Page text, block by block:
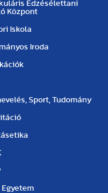
Edzésélettani
Központ
Iskola
Iroda
Sport, Tudomány
Egyetem